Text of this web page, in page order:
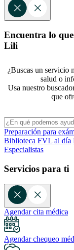
Encuentra lo
Lili
¿Buscas un servicio
salud o
Usa nuestro
que
Preparación para
Biblioteca FVL al día
Especialistas
Servicios para ti
Agendar cita médica
Agendar chequeo